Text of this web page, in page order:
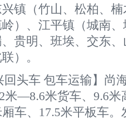
镇（竹山、松柏、
）、江平镇（城南
贵明、班埃、交东
）。
头车 包车运输】尚
米—8.6米货车、9.6米
车、17.5米平板车